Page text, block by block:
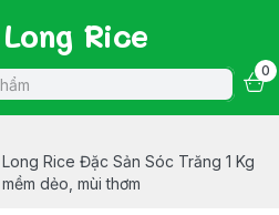
Rice
0
Rice Đặc Sản Sóc Trăng 1 Kg
dẻo, mùi thơm